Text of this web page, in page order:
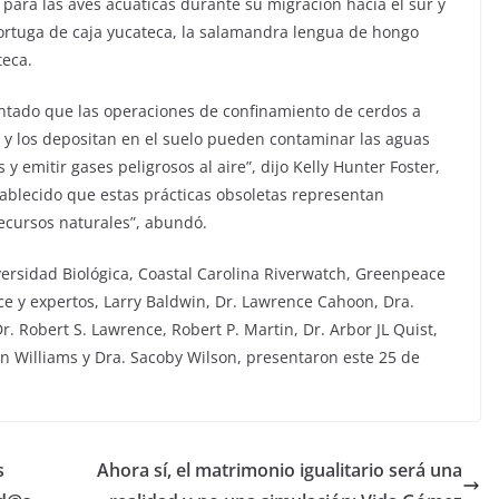
de caja yucateca, la salamandra lengua de hongo
que las operaciones de confinamiento de cerdos a
los depositan en el suelo pueden contaminar las aguas
emitir gases peligrosos al aire”, dijo Kelly Hunter Foster,
que estas prácticas obsoletas representan
naturales”, abundó.
Biológica, Coastal Carolina Riverwatch, Greenpeace
y expertos, Larry Baldwin, Dr. Lawrence Cahoon, Dra.
Robert S. Lawrence, Robert P. Martin, Dr. Arbor JL Quist,
Williams y Dra. Sacoby Wilson, presentaron este 25 de
Ahora sí, el matrimonio igualitario será una